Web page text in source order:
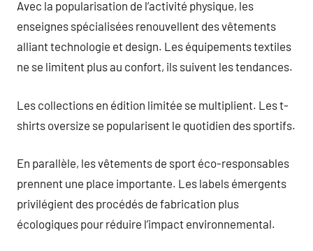
Avec la popularisation de l’activité physique, les
enseignes spécialisées renouvellent des vêtements
alliant technologie et design. Les équipements textiles
ne se limitent plus au confort, ils suivent les tendances.
Les collections en édition limitée se multiplient. Les t-
shirts oversize se popularisent le quotidien des sportifs.
En parallèle, les vêtements de sport éco-responsables
prennent une place importante. Les labels émergents
privilégient des procédés de fabrication plus
écologiques pour réduire l’impact environnemental.